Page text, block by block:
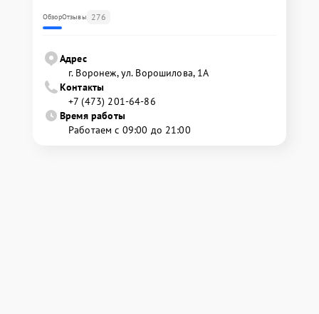
ОбзорОтзывы 276
Адрес
г. Воронеж, ул. Ворошилова, 1А
Контакты
+7 (473) 201-64-86
Время работы
Работаем с 09:00 до 21:00